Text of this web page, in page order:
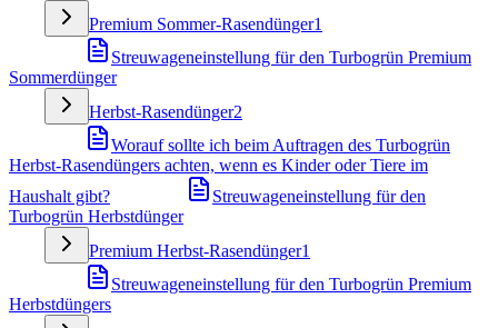
Premium Sommer-Rasendünger1
Streuwageneinstellung für den Turbogrün Premium
Sommerdünger
Herbst-Rasendünger2
Worauf sollte ich beim Auftragen des Turbogrün
Herbst-Rasendüngers achten, wenn es Kinder oder Tiere im
Haushalt gibt?
Streuwageneinstellung für den
Turbogrün Herbstdünger
Premium Herbst-Rasendünger1
Streuwageneinstellung für den Turbogrün Premium
Herbstdüngers